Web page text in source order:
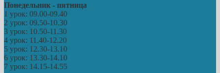
Понедельник - пятница
1 урок: 09.00-09.40
2 урок: 09.50-10.30
3 урок: 10.50-11.30
4 урок: 11.40-12.20
5 урок: 12.30-13.10
6 урок: 13.30-14.10
7 урок: 14.15-14.55